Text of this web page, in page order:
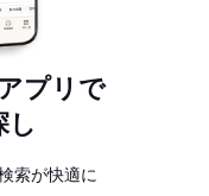
プリで
し
索が快適に